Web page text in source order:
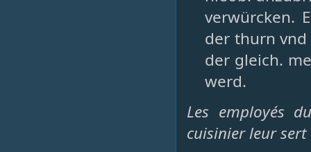
verwürcken.
der thurn
der gleich.
werd.
Les employés
cuisinier leur